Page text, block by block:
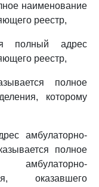
наименование
реестр,
полный адрес
реестр,
полное
которому
амбулаторно-
полное
оказавшего